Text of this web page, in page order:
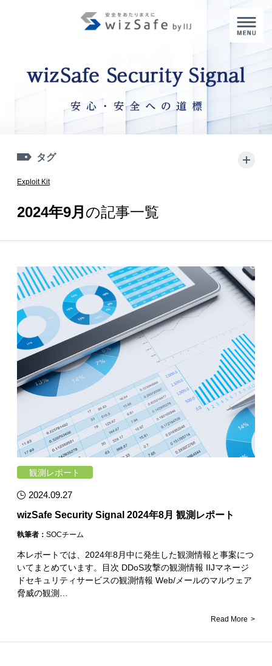
タグ
Exploit Kit
2024年9月 の記事一覧
観測レポート
2024.09.27
wizSafe Security Signal 2024年8月 観測レポート
執筆者： SOCチーム
本レポートでは、2024年8月中に発生した観測情報と事案につ
いてまとめています。目次 DDoS攻撃の観測情報 IIJマネージ
ドセキュリティサービスの観測情報 Web/メールのマルウェア
脅威の観測…
Read More